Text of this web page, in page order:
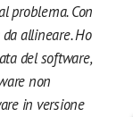
problema. Con
allineare. Ho
del software,
non
in versione